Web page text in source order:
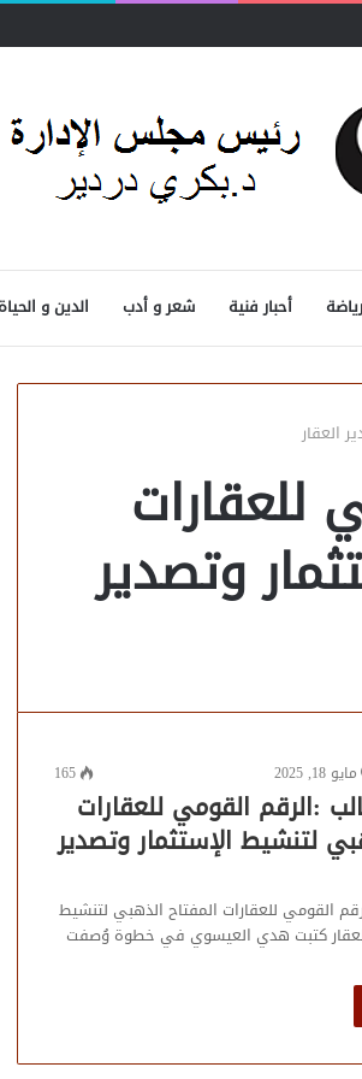
أحبار فنية شعر و أدب الدين و الحياة
العقار
للعقارات
وتصدير
مايو 18, 2025 165
:الرقم القومي للعقارات
لتنشيط الإستثمار وتصدير
القومي للعقارات المفتاح الذهبي لتنشيط
العقار كتبت هدي العيسوي في خطوة وُصفت